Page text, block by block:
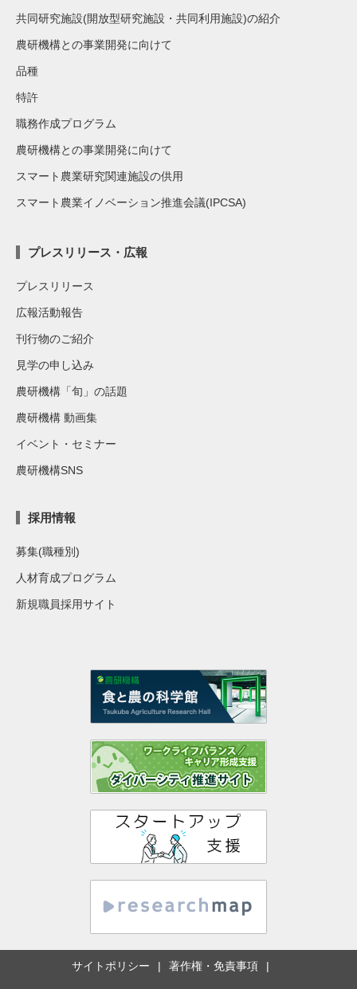
共同研究施設(開放型研究施設・共同利用施設)の紹介
農研機構との事業開発に向けて
品種
特許
職務作成プログラム
農研機構との事業開発に向けて
スマート農業研究関連施設の供用
スマート農業イノベーション推進会議(IPCSA)
プレスリリース・広報
プレスリリース
広報活動報告
刊行物のご紹介
見学の申し込み
農研機構「旬」の話題
農研機構 動画集
イベント・セミナー
農研機構SNS
採用情報
募集(職種別)
人材育成プログラム
新規職員採用サイト
サイトポリシー 著作権・免責事項